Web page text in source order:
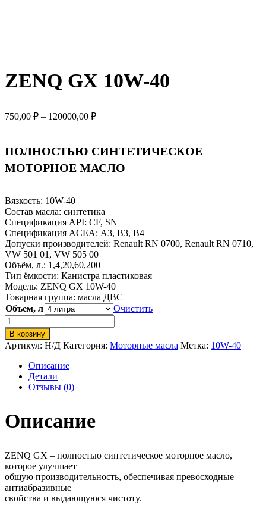
ZENQ GX 10W-40
750,00 ₽ – 120000,00 ₽Диапазон
–
ПОЛНОСТЬЮ СИНТЕТИЧЕСКОЕ
МОТОРНОЕ МАСЛО
Вязкость: 10W-40
Состав масла: синтетика
Спецификация API: CF, SN
Спецификация ACEA: A3, B3, B4
Допуски производителей: Renault RN 0700, Renault RN 0710,
VW 501 01, VW 505 00
Объём, л.: 1,4,20,60,200
Тип ёмкости: Канистра пластиковая
Модель: ZENQ GX 10W-40
Товарная группа: масла ДВС
Объем, л
Очистить
Количество
товара
ZENQ
GX
10W-
В корзину
Артикул: Н/Д Категория: Моторные масла Метка: 10W-40
Описание
Детали
Отзывы (0)
Описание
ZENQ GX – полностью синтетическое моторное масло,
которое улучшает
общую производительность, обеспечивая превосходные
антиабразивные
свойства и выдающуюся чистоту.